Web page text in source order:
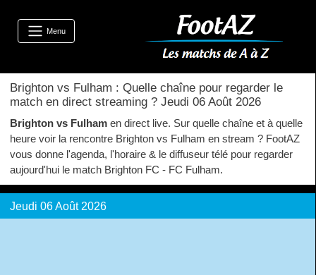
Brighton vs Fulham : Quelle chaîne pour regarder le
match en direct streaming ? Jeudi 06 Août 2026
Brighton vs Fulham en direct live. Sur quelle chaîne et à quelle
heure voir la rencontre Brighton vs Fulham en stream ? FootAZ
vous donne l'agenda, l'horaire & le diffuseur télé pour regarder
aujourd'hui le match Brighton FC - FC Fulham.
Jeudi 06 Août 2026
Menu